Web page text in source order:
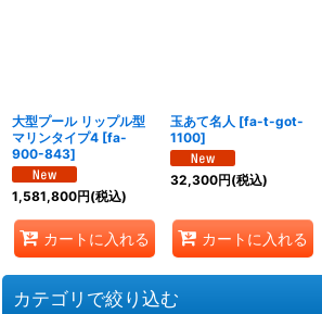
大型プール リップル型
マリンタイプ4 [fa-
900-843]
1,581,800円(税込)
カートに入れる
玉あて名人 [fa-t-got-
1100]
32,300円(税込)
カートに入れる
カテゴリで絞り込む